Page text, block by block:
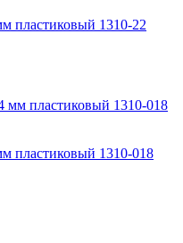
пластиковый 1310-22
пластиковый 1310-018